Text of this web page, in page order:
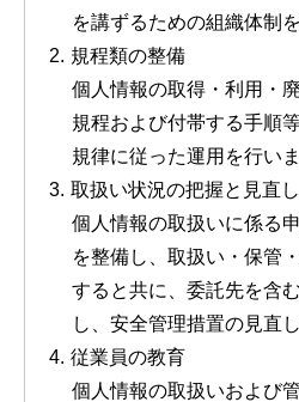
を講ずるための組織体制
規程類の整備
個人情報の取得・利用・
規程および付帯する手順
規律に従った運用を行いま
取扱い状況の把握と見直し
個人情報の取扱いに係る
を整備し、取扱い・保管
すると共に、委託先を含
し、安全管理措置の見直
従業員の教育
個人情報の取扱いおよび